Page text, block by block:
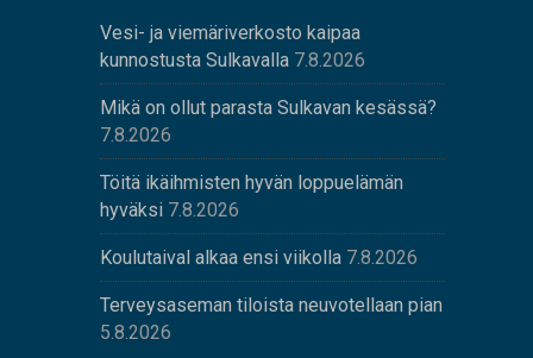
Vesi- ja viemäriverkosto kaipaa
kunnostusta Sulkavalla 7.8.2026
Mikä on ollut parasta Sulkavan kesässä?
7.8.2026
Töitä ikäihmisten hyvän loppuelämän
hyväksi 7.8.2026
Koulutaival alkaa ensi viikolla 7.8.2026
Terveysaseman tiloista neuvotellaan pian
5.8.2026